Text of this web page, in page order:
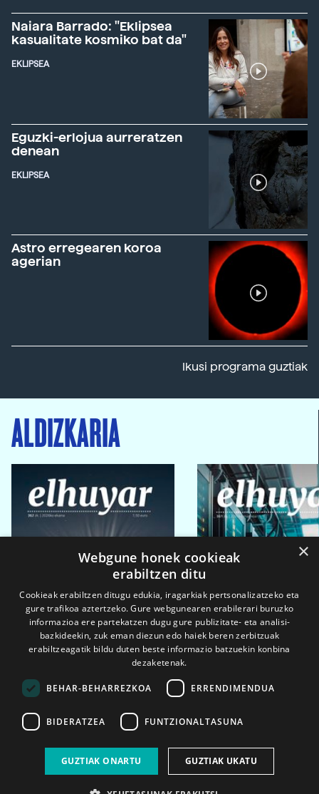
Naiara Barrado: "Eklipsea
kasualitate kosmiko bat da"
EKLIPSEA
Eguzki-erlojua aurreratzen
denean
EKLIPSEA
Astro erregearen koroa
agerian
Ikusi programa guztiak
ALDIZKARIA
2026ko eka. 1a 2026ko mar. 1a
×
Webgune honek cookieak
erabiltzen ditu
Cookieak erabiltzen ditugu edukia, iragarkiak pertsonalizatzeko eta
gure trafikoa aztertzeko. Gure webgunearen erabilerari buruzko
informazioa ere partekatzen dugu gure publizitate- eta analisi-
bazkideekin, zuk eman diezun edo haiek beren zerbitzuak
erabiltzeagatik bildu duten beste informazio batzuekin konbina
dezaketenak.
BEHAR-BEHARREZKOA ERRENDIMENDUA
BIDERATZEA FUNTZIONALTASUNA
GUZTIAK ONARTU GUZTIAK UKATU